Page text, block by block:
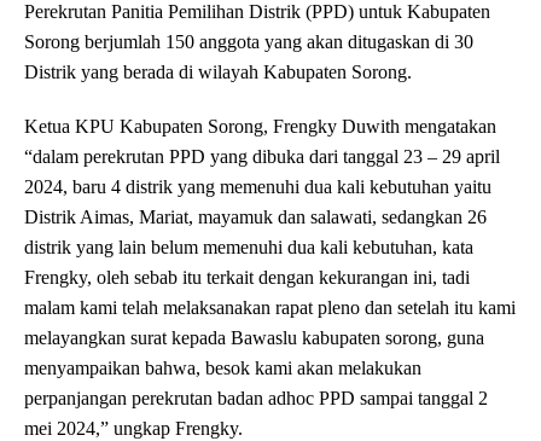
Perekrutan Panitia Pemilihan Distrik (PPD) untuk Kabupaten
Sorong berjumlah 150 anggota yang akan ditugaskan di 30
Distrik yang berada di wilayah Kabupaten Sorong.
Ketua KPU Kabupaten Sorong, Frengky Duwith mengatakan
“dalam perekrutan PPD yang dibuka dari tanggal 23 – 29 april
2024, baru 4 distrik yang memenuhi dua kali kebutuhan yaitu
Distrik Aimas, Mariat, mayamuk dan salawati, sedangkan 26
distrik yang lain belum memenuhi dua kali kebutuhan, kata
Frengky, oleh sebab itu terkait dengan kekurangan ini, tadi
malam kami telah melaksanakan rapat pleno dan setelah itu kami
melayangkan surat kepada Bawaslu kabupaten sorong, guna
menyampaikan bahwa, besok kami akan melakukan
perpanjangan perekrutan badan adhoc PPD sampai tanggal 2
mei 2024,” ungkap Frengky.